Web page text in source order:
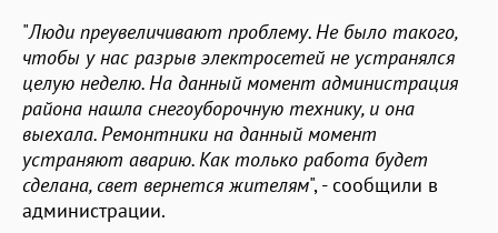
"Люди преувеличивают проблему. Не было такого,
чтобы у нас разрыв электросетей не устранялся
целую неделю. На данный момент администрация
района нашла снегоуборочную технику, и она
выехала. Ремонтники на данный момент
устраняют аварию. Как только работа будет
сделана, свет вернется жителям", - сообщили в
администрации.